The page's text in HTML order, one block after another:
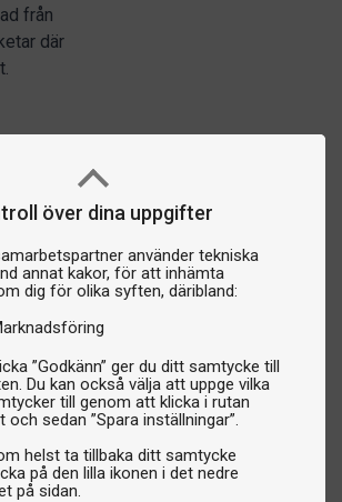
över dina uppgifter
använder tekniska
annat kakor, för att inhämta
dig för olika syften, däribland:
”Godkänn” ger du ditt samtycke till
Du kan också välja att uppge vilka
till genom att klicka i rutan
sedan ”Spara inställningar”.
helst ta tillbaka ditt samtycke
på den lilla ikonen i det nedre
på sidan.
från
där